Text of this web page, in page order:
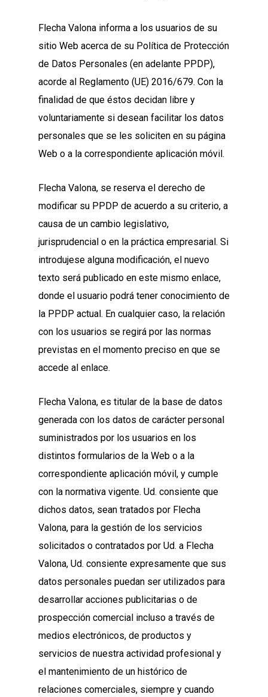
Flecha Valona informa a los usuarios de su
sitio Web acerca de su Política de Protección
de Datos Personales (en adelante PPDP),
acorde al Reglamento (UE) 2016/679. Con la
finalidad de que éstos decidan libre y
voluntariamente si desean facilitar los datos
personales que se les soliciten en su página
Web o a la correspondiente aplicación móvil.
Flecha Valona, se reserva el derecho de
modificar su PPDP de acuerdo a su criterio, a
causa de un cambio legislativo,
jurisprudencial o en la práctica empresarial. Si
introdujese alguna modificación, el nuevo
texto será publicado en este mismo enlace,
donde el usuario podrá tener conocimiento de
la PPDP actual. En cualquier caso, la relación
con los usuarios se regirá por las normas
previstas en el momento preciso en que se
accede al enlace.
Flecha Valona, es titular de la base de datos
generada con los datos de carácter personal
suministrados por los usuarios en los
distintos formularios de la Web o a la
correspondiente aplicación móvil, y cumple
con la normativa vigente. Ud. consiente que
dichos datos, sean tratados por Flecha
Valona, para la gestión de los servicios
solicitados o contratados por Ud. a Flecha
Valona, Ud. consiente expresamente que sus
datos personales puedan ser utilizados para
desarrollar acciones publicitarias o de
prospección comercial incluso a través de
medios electrónicos, de productos y
servicios de nuestra actividad profesional y
el mantenimiento de un histórico de
relaciones comerciales, siempre y cuando